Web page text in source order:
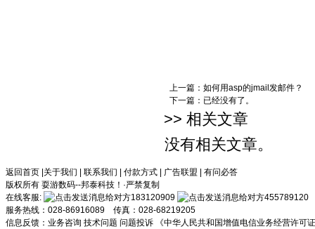
上一篇： 如何用asp的jmail发邮件？
下一篇：已经没有了。
>> 相关文章
没有相关文章。
返回首页 关于我们 联系我们 付款方式 广告联盟
有问必答
版权所有 耍游数码--邦泰科技！·严禁复制
在线客服:
183120909
455789120
服务热线：028-86916089 传真：028-68219205
信息反馈： 业务咨询 技术问题 问题投诉 《中华人民共和国增值电信业务经营许可